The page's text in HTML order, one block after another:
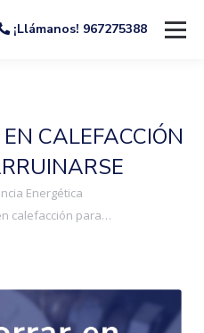
¡Llámanos! 967275388
CALEFACCIÓN
Energética
calefacción para…